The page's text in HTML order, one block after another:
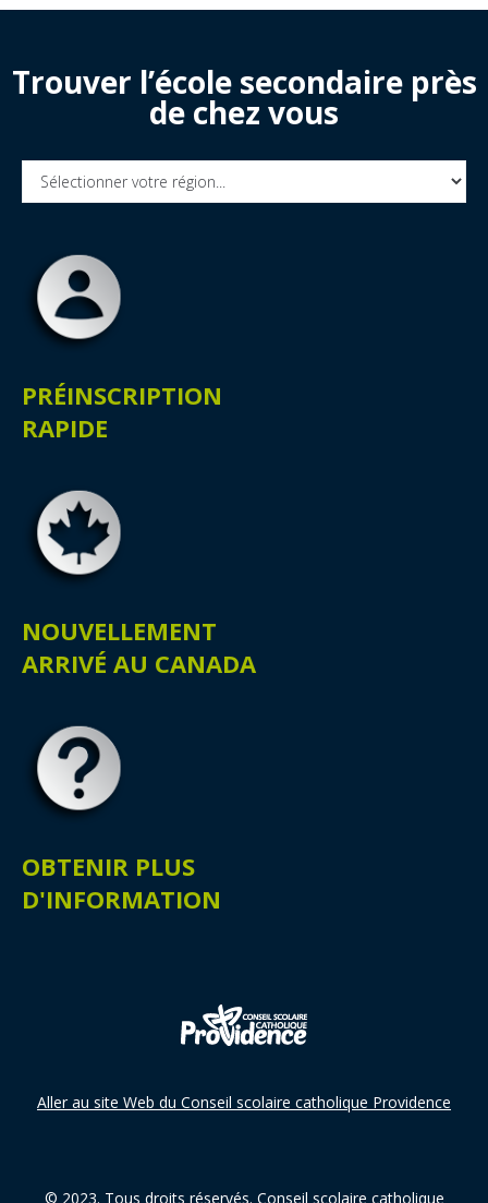
Trouver l’école secondaire près
de chez vous
PRÉINSCRIPTION
RAPIDE
NOUVELLEMENT
ARRIVÉ AU CANADA
OBTENIR PLUS
D'INFORMATION
Aller au site Web du Conseil scolaire catholique Providence
© 2023. Tous droits réservés. Conseil scolaire catholique